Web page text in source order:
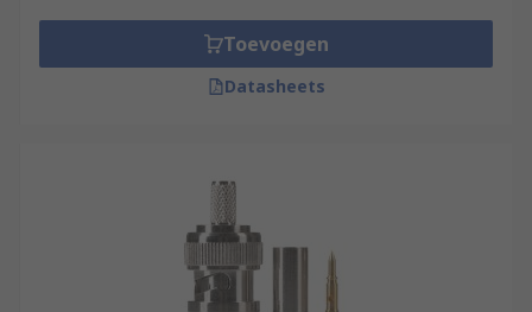
Toevoegen
Datasheets